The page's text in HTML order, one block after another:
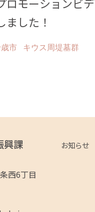
ました！
市 キウス周堤墓群
興課
西6丁目
お知らせ